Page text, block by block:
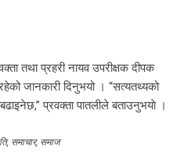
तथा प्रहरी नायव उपरीक्षक दीपक
जानकारी दिनुभयो । “सत्यतथ्यको
प्रवक्ता पातलीले बताउनुभयाे ।
, समाचार, समाज